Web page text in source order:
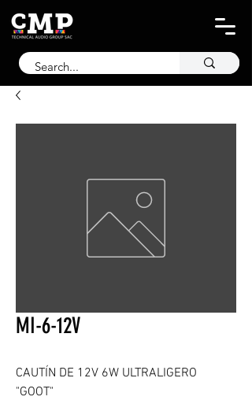
MI-6-12V
CAUTÍN DE 12V 6W ULTRALIGERO
"GOOT"